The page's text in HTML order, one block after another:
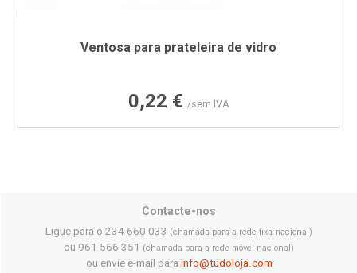
Ventosa para prateleira de vidro
Preço
0,22 € /sem IVA
Contacte-nos
Ligue para o 234 660 033 (chamada para a rede fixa nacional)
ou 961 566 351 (chamada para a rede móvel nacional)
ou envie e-mail para info@tudoloja.com